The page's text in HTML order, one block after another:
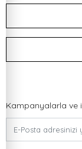
Kampanyalarla ve